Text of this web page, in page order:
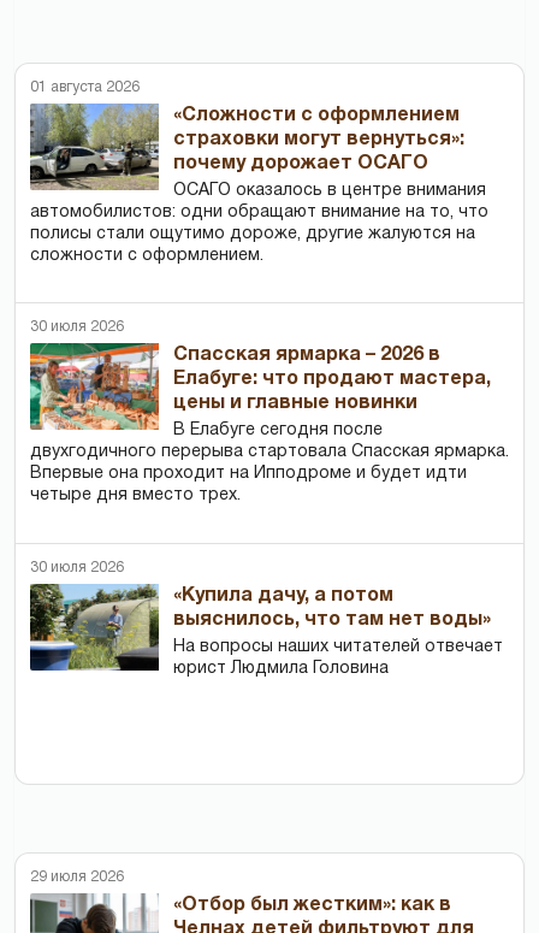
01 августа 2026
«Сложности с оформлением
страховки могут вернуться»:
почему дорожает ОСАГО
ОСАГО оказалось в центре внимания
автомобилистов: одни обращают внимание на то, что
полисы стали ощутимо дороже, другие жалуются на
сложности с оформлением.
30 июля 2026
Спасская ярмарка – 2026 в
Елабуге: что продают мастера,
цены и главные новинки
В Елабуге сегодня после
двухгодичного перерыва стартовала Спасская ярмарка.
Впервые она проходит на Ипподроме и будет идти
четыре дня вместо трех.
30 июля 2026
«Купила дачу, а потом
выяснилось, что там нет воды»
На вопросы наших читателей отвечает
юрист Людмила Головина
29 июля 2026
«Отбор был жестким»: как в
Челнах детей фильтруют для